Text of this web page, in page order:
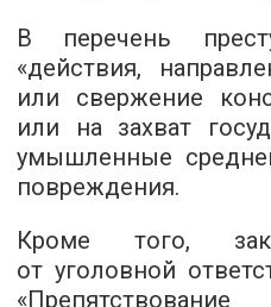
В перечень
«действия,
или свержение
или на захват
умышленные
повреждения.
Кроме того,
от уголовной